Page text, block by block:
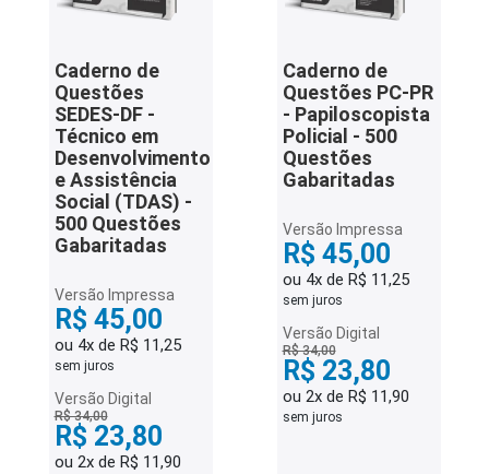
Caderno de
Questões
SEDES-DF -
Técnico em
Desenvolvimento
e Assistência
Social (TDAS) -
500 Questões
Gabaritadas
Versão Impressa
R$ 45,00
ou 4x de R$ 11,25
sem juros
Versão Digital
R$ 34,00
R$ 23,80
ou 2x de R$ 11,90
Caderno de
Questões PC-PR
- Papiloscopista
Policial - 500
Questões
Gabaritadas
Versão Impressa
R$ 45,00
ou 4x de R$ 11,25
sem juros
Versão Digital
R$ 34,00
R$ 23,80
ou 2x de R$ 11,90
sem juros